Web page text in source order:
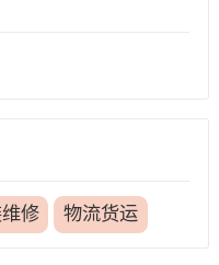
修 物流货运